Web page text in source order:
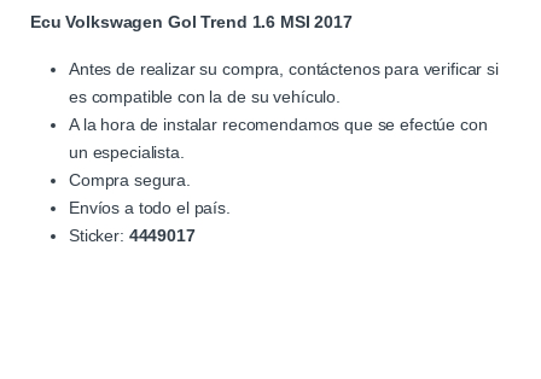
Ecu Volkswagen Gol Trend 1.6 MSI 2017
Antes de realizar su compra, contáctenos para verificar si
es compatible con la de su vehículo.
A la hora de instalar recomendamos que se efectúe con
un especialista.
Compra segura.
Envíos a todo el país.
Sticker: 4449017